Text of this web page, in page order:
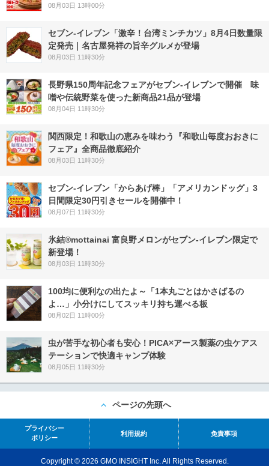
08月03日 13時00分
セブン-イレブン「激辛！台湾ミンチカツ」8月4日数量限
定発売｜名古屋発祥の旨辛グルメが登場
08月03日 11時30分
長野県150周年記念フェアがセブン-イレブンで開催 味
噌や伝統野菜を使った新商品21品が登場
08月04日 11時30分
関西限定！和歌山の恵みを味わう『和歌山毎度おおきに
フェア』全商品徹底紹介
08月03日 11時30分
セブン‐イレブン「からあげ棒」「アメリカンドッグ」3
日間限定30円引きセールを開催中！
08月07日 11時30分
氷結®mottainai 富良野メロンがセブン‐イレブン限定で
新登場！
08月03日 11時30分
100均に便利なの出たよ～「1本丸ごとはかさばるの
よ…」小分けにしてスッキリ持ち運べる板
08月02日 11時00分
虫が苦手な初心者も安心！PICA×アース製薬の虫ケアス
テーションで快適キャンプ体験
08月05日 11時30分
ページの先頭へ
プライバシー
ポリシー
利用規約 免責事項
Copyright © 2026 GMO INSIGHT Inc. All Rights Reserved.